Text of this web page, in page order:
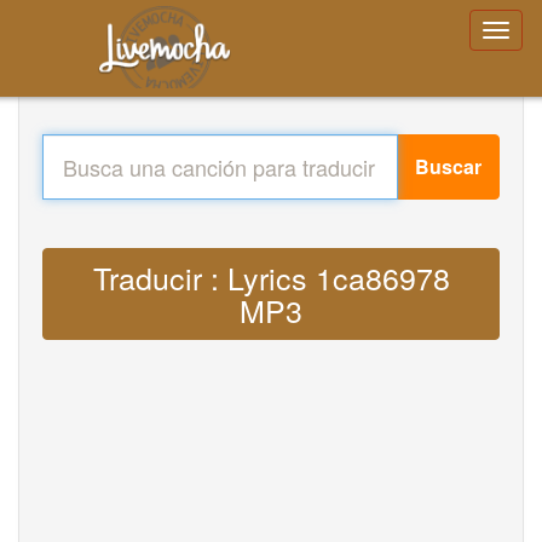
Buscar
Traducir : Lyrics 1ca86978
MP3